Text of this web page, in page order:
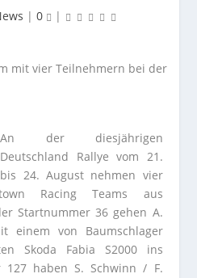
| 0 |
An der diesjährigen
Deutschland Rallye vom 21.
bis 24. August nehmen vier
Racing Teams aus
Startnummer 36 gehen A.
einem von Baumschlager
Skoda Fabia S2000 ins
haben S. Schwinn / F.